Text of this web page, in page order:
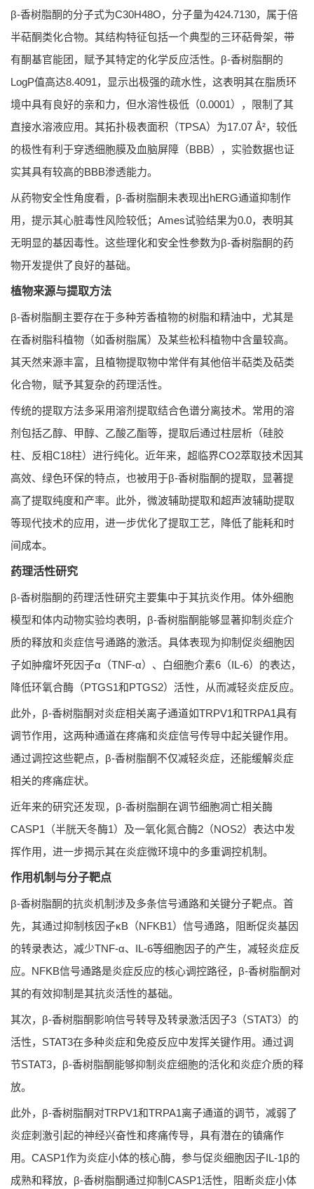
β-香树脂酮的分子式为C30H48O，分子量为424.7130，属于倍
半萜酮类化合物。其结构特征包括一个典型的三环萜骨架，带
有酮基官能团，赋予其特定的化学反应活性。β-香树脂酮的
LogP值高达8.4091，显示出极强的疏水性，这表明其在脂质环
境中具有良好的亲和力，但水溶性极低（0.0001），限制了其
直接水溶液应用。其拓扑极表面积（TPSA）为17.07 Å²，较低
的极性有利于穿透细胞膜及血脑屏障（BBB），实验数据也证
实其具有较高的BBB渗透能力。
从药物安全性角度看，β-香树脂酮未表现出hERG通道抑制作
用，提示其心脏毒性风险较低；Ames试验结果为0.0，表明其
无明显的基因毒性。这些理化和安全性参数为β-香树脂酮的药
物开发提供了良好的基础。
植物来源与提取方法
β-香树脂酮主要存在于多种芳香植物的树脂和精油中，尤其是
在香树脂科植物（如香树脂属）及某些松科植物中含量较高。
其天然来源丰富，且植物提取物中常伴有其他倍半萜类及萜类
化合物，赋予其复杂的药理活性。
传统的提取方法多采用溶剂提取结合色谱分离技术。常用的溶
剂包括乙醇、甲醇、乙酸乙酯等，提取后通过柱层析（硅胶
柱、反相C18柱）进行纯化。近年来，超临界CO2萃取技术因其
高效、绿色环保的特点，也被用于β-香树脂酮的提取，显著提
高了提取纯度和产率。此外，微波辅助提取和超声波辅助提取
等现代技术的应用，进一步优化了提取工艺，降低了能耗和时
间成本。
药理活性研究
β-香树脂酮的药理活性研究主要集中于其抗炎作用。体外细胞
模型和体内动物实验均表明，β-香树脂酮能够显著抑制炎症介
质的释放和炎症信号通路的激活。具体表现为抑制促炎细胞因
子如肿瘤坏死因子α（TNF-α）、白细胞介素6（IL-6）的表达，
降低环氧合酶（PTGS1和PTGS2）活性，从而减轻炎症反应。
此外，β-香树脂酮对炎症相关离子通道如TRPV1和TRPA1具有
调节作用，这两种通道在疼痛和炎症信号传导中起关键作用。
通过调控这些靶点，β-香树脂酮不仅减轻炎症，还能缓解炎症
相关的疼痛症状。
近年来的研究还发现，β-香树脂酮在调节细胞凋亡相关酶
CASP1（半胱天冬酶1）及一氧化氮合酶2（NOS2）表达中发
挥作用，进一步揭示其在炎症微环境中的多重调控机制。
作用机制与分子靶点
β-香树脂酮的抗炎机制涉及多条信号通路和关键分子靶点。首
先，其通过抑制核因子κB（NFKB1）信号通路，阻断促炎基因
的转录表达，减少TNF-α、IL-6等细胞因子的产生，减轻炎症反
应。NFKB信号通路是炎症反应的核心调控路径，β-香树脂酮对
其的有效抑制是其抗炎活性的基础。
其次，β-香树脂酮影响信号转导及转录激活因子3（STAT3）的
活性，STAT3在多种炎症和免疫反应中发挥关键作用。通过调
节STAT3，β-香树脂酮能够抑制炎症细胞的活化和炎症介质的释
放。
此外，β-香树脂酮对TRPV1和TRPA1离子通道的调节，减弱了
炎症刺激引起的神经兴奋性和疼痛传导，具有潜在的镇痛作
用。CASP1作为炎症小体的核心酶，参与促炎细胞因子IL-1β的
成熟和释放，β-香树脂酮通过抑制CASP1活性，阻断炎症小体